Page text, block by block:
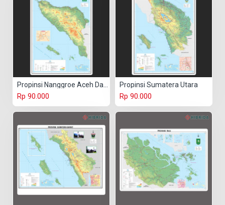
Propinsi Nanggroe Aceh Darussalam
Rp 90.000
Propinsi Sumatera Utara
Rp 90.000